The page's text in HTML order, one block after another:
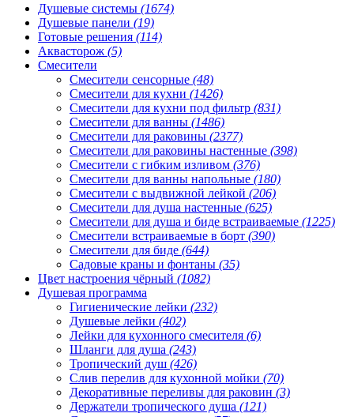
Душевые системы (1674)
Душевые панели (19)
Готовые решения (114)
Аквасторож (5)
Смесители
Смесители сенсорные (48)
Смесители для кухни (1426)
Смесители для кухни под фильтр (831)
Смесители для ванны (1486)
Смесители для раковины (2377)
Смесители для раковины настенные (398)
Смесители с гибким изливом (376)
Смесители для ванны напольные (180)
Смесители с выдвижной лейкой (206)
Смесители для душа настенные (625)
Смесители для душа и биде встраиваемые (1225)
Смесители встраиваемые в борт (390)
Смесители для биде (644)
Садовые краны и фонтаны (35)
Цвет настроения чёрный (1082)
Душевая программа
Гигиенические лейки (232)
Душевые лейки (402)
Лейки для кухонного смесителя (6)
Шланги для душа (243)
Тропический душ (426)
Слив перелив для кухонной мойки (70)
Декоративные переливы для раковин (3)
Держатели тропического душа (121)